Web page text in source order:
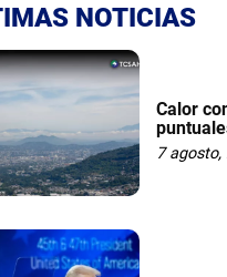
NOTICIAS
Calor
7 agosto,